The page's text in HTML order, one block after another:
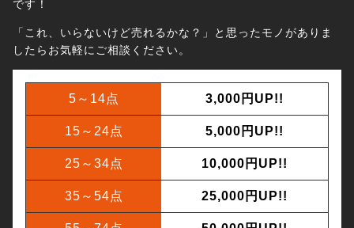
です！
「これ、いらないけど売れるかな？」と思ったモノがありま
したら お気軽にご相談ください。
5～14点 3,000円UP!!
15～24点 5,000円UP!!
25～34点 10,000円UP!!
35～54点 25,000円UP!!